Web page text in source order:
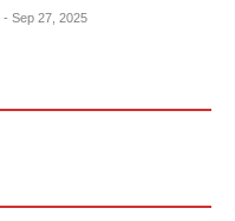
- Sep 27, 2025